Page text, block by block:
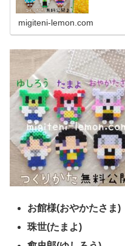
migiteni-lemon.com
お館様(おやかたさま)
珠世(たまよ)